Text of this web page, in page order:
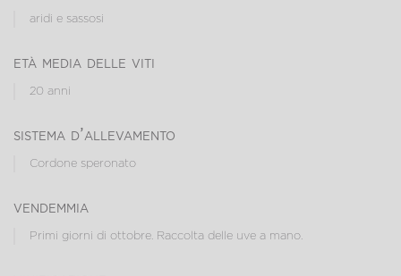
aridi e sassosi
età media delle viti
20 anni
sistema d’allevamento
Cordone speronato
vendemmia
Primi giorni di ottobre. Raccolta delle uve a mano.